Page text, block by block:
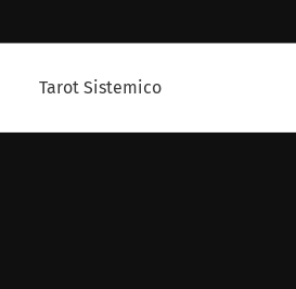
Tarot Sistemico